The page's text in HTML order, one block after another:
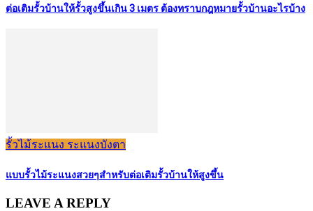
ต่อเติมรั้วบ้านให้รั้วสูงขึ้นเกิน 3 เมตร ต้องทราบกฎหมายรั้วบ้านอะไรบ้าง
รั้วไม้ระแนง ระแนงบังตา
แบบรั้วไม้ระแนงสวยๆสำหรับต่อเติมรั้วบ้านให้สูงขึ้น
LEAVE A REPLY